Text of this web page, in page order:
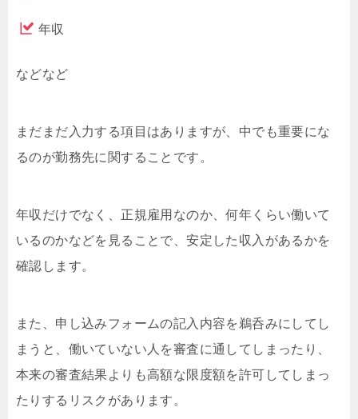
年収
などなど
まだまだ入力する項目はありますが、中でも重要にな
るのが勤務先に関することです。
年収だけでなく、正規雇用なのか、何年くらい働いて
いるのかなどを見ることで、安定した収入があるかを
確認します。
また、申し込みフォームの記入内容を鵜呑みにしてし
まうと、働いていない人を審査に通してしまったり、
本来の審査結果よりも高額な限度額を許可してしまっ
たりするリスクがあります。